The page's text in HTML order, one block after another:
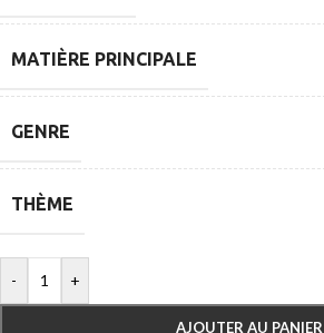
MATIÈRE PRINCIPALE
GENRE
THÈME
- +
AJOUTER AU PANIER